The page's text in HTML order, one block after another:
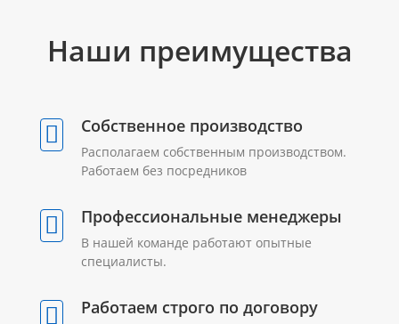
Наши преимущества
Собственное производство
Располагаем собственным производством.
Работаем без посредников
Профессиональные менеджеры
В нашей команде работают опытные
специалисты.
Работаем строго по договору